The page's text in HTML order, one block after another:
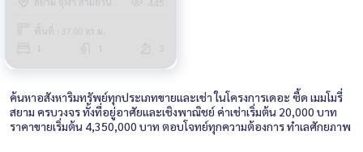
พื้นที่ : 37.00 ตร.ม.
ค้นหาอสังหาริมทรัพย์ทุกประเภทขายและเช่า ในโครงการเดอะ ซี้ด เมมโมรี่
สยาม ครบวงจร ทั้งที่อยู่อาศัยและเชิงพาณิชย์ ค่าเช่าเริ่มต้น 20,000 บาท
ราคาขายเริ่มต้น 4,350,000 บาท ตอบโจทย์ทุกความต้องการ ทำเลศักยภาพ